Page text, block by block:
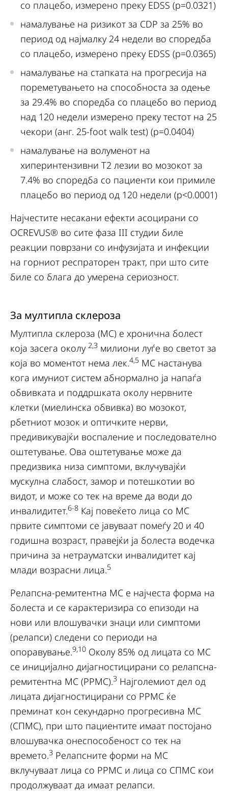
со плацебо, измерено преку EDSS (p=0.0321)
намалување на ризикот за CDP за 25% во
период од најмалку 24 недели во споредба
со плацебо, измерено преку EDSS (p=0.0365)
намалување на стапката на прогресија на
пореметувањето на способноста за одење
за 29.4% во споредба со плацебо во период
над 120 недели измерено преку тестот на 25
чекори (анг. 25-foot walk test) (p=0.0404)
намалување на волуменот на
хиперинтензивни Т2 лезии во мозокот за
7.4% во споредба со пациенти кои примиле
плацебо во период од 120 недели (p<0.0001)
Најчестите несакани ефекти асоцирани со
OCREVUS® во сите фаза III студии биле
реакции поврзани со инфузијата и инфекции
на горниот респраторен тракт, при што сите
биле со блага до умерена сериозност.
За мултипла склероза
Мултипла склероза (МС) е хронична болест
која засега околу 2,3 милиони луѓе во светот за
која во моментот нема лек.4,5 МС настанува
кога имуниот систем абнормално ја напаѓа
обвивката и поддршката околу нервните
клетки (миелинска обвивка) во мозокот,
рбетниот мозок и оптичките нерви,
предивикувајќи воспаление и последователно
оштетување. Ова оштетување може да
предизвика низа симптоми, вклучувајќи
мускулна слабост, замор и потешкотии во
видот, и може со тек на време да води до
инвалидитет.6-8 Кај повеќето лица со МС
првите симптоми се јавуваат помеѓу 20 и 40
годишна возраст, правејќи ја болеста водечка
причина за нетрауматски инвалидитет кај
млади возрасни лица.5
Релапсна-ремитентна МС е најчеста форма на
болеста и се карактеризира со епизоди на
нови или влошувачки знаци или симптоми
(релапси) следени со периоди на
опоравување.9,10 Околу 85% од лицата со МС
се иницијално дијагностицирани со релапсна-
ремитентна МС (РРМС).3 Најголемиот дел од
лицата дијагностицирани со РРМС ќе
преминат кон секундарно прогресивна МС
(СПМС), при што пациентите имаат постојано
влошувачка онеспособеност со тек на
времето.3 Релапсните форми на МС
вклучуваат лица со РРМС и лица со СПМС кои
продолжуваат да имаат релапси.